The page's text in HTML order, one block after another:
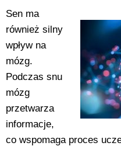
Sen ma
również silny
wpływ na
mózg.
Podczas snu
mózg
przetwarza
informacje,
co wspomaga proces